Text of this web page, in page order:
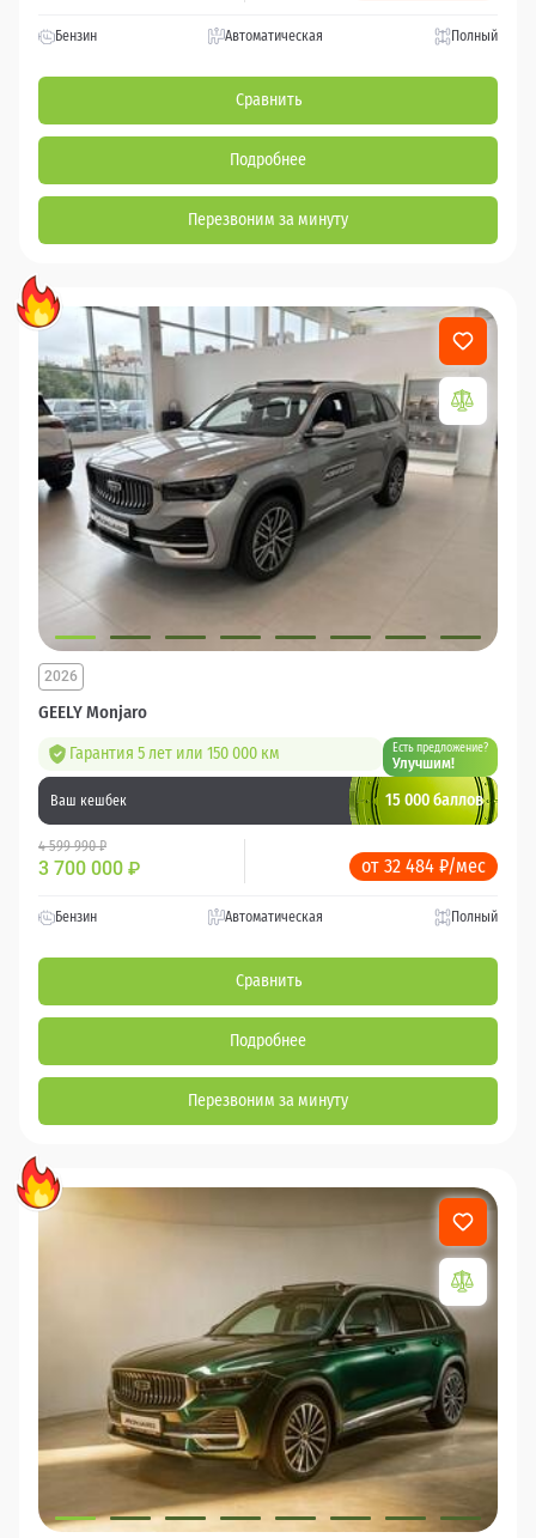
Бензин Автоматическая Полный
Сравнить
Подробнее
Перезвоним за минуту
GEELY Monjaro
2026
Гарантия 5 лет или 150 000 км Есть предложение?
Улучшим!
Ваш кешбек 15 000 баллов
4 599 990 ₽
3 700 000 ₽ от 32 484 ₽/мес
Бензин Автоматическая Полный
Сравнить
Подробнее
Перезвоним за минуту